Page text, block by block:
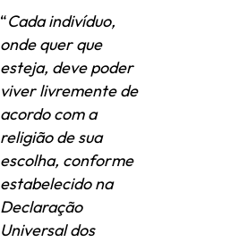
“Cada indivíduo,
onde quer que
esteja, deve poder
viver livremente de
acordo com a
religião de sua
escolha, conforme
estabelecido na
Declaração
Universal dos